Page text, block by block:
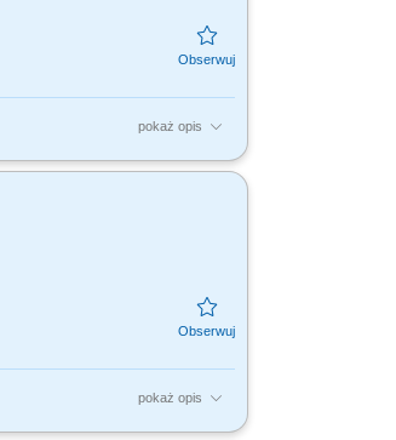
pokaż opis
relacji
pokaż opis
relacji opartych na